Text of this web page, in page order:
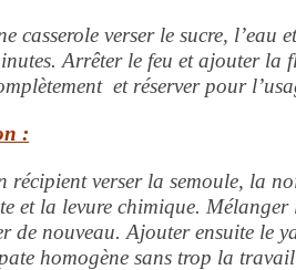
casserole verser le sucre, l’eau
Arrêter le feu et ajouter la
et réserver pour
:
récipient verser la semoule, la
et la levure chimique. Mélanger
de nouveau. Ajouter ensuite le
homogène sans trop la